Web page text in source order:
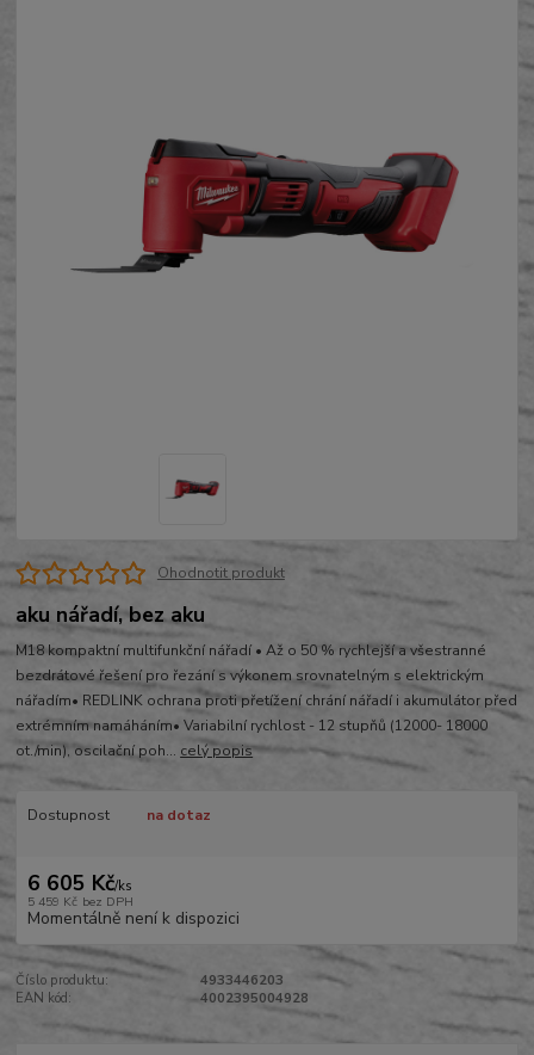
Ohodnotit produkt
aku nářadí, bez aku
M18 kompaktní multifunkční nářadí • Až o 50 % rychlejší a všestranné
bezdrátové řešení pro řezání s výkonem srovnatelným s elektrickým
nářadím• REDLINK ochrana proti přetížení chrání nářadí i akumulátor před
extrémním namáháním• Variabilní rychlost - 12 stupňů (12000- 18000
ot./min), oscilační poh... celý popis
Dostupnost na dotaz
6 605 Kč/ks
5 459 Kč bez DPH
Momentálně není k dispozici
Číslo produktu:
4933446203
EAN kód:
4002395004928